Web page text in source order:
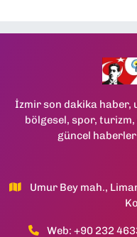
İzmir son dakika haber,
bölgesel, spor,
güncel
Umur Bey mah.,
Web: +90 232